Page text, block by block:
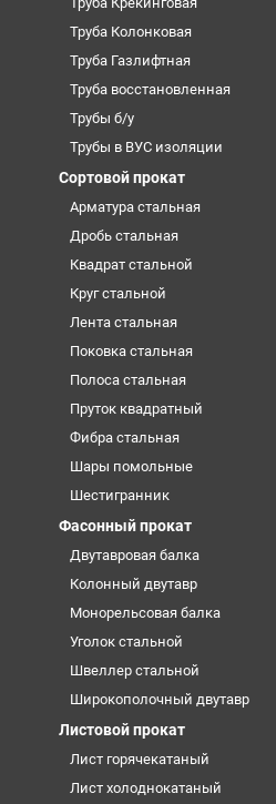
Труба Колонковая
Труба Газлифтная
Труба восстановленная
Трубы б/у
Трубы в ВУС изоляции
Сортовой прокат
Арматура стальная
Дробь стальная
Квадрат стальной
Круг стальной
Лента стальная
Поковка стальная
Полоса стальная
Пруток квадратный
Фибра стальная
Шары помольные
Шестигранник
Фасонный прокат
Двутавровая балка
Колонный двутавр
Монорельсовая балка
Уголок стальной
Швеллер стальной
Широкополочный двутавр
Листовой прокат
Лист горячекатаный
Лист холоднокатаный